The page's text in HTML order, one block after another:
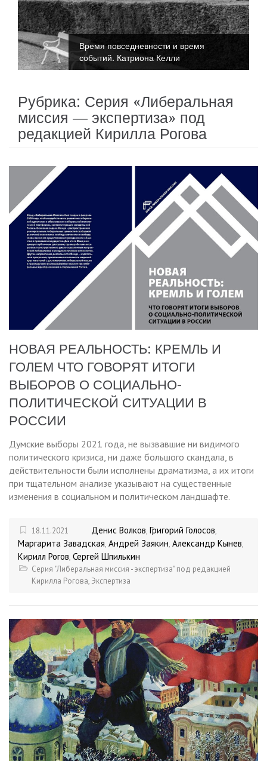
Время повседневности и время
событий. Катриона Келли
Рубрика: Серия «Либеральная
миссия — экспертиза» под
редакцией Кирилла Рогова
НОВАЯ РЕАЛЬНОСТЬ: КРЕМЛЬ И
ГОЛЕМ ЧТО ГОВОРЯТ ИТОГИ
ВЫБОРОВ О СОЦИАЛЬНО-
ПОЛИТИЧЕСКОЙ СИТУАЦИИ В
РОССИИ
Думские выборы 2021 года, не вызвавшие ни видимого
политического кризиса, ни даже большого скандала, в
действительности были исполнены драматизма, а их итоги
при тщательном анализе указывают на существенные
изменения в социальном и политическом ландшафте.
18.11.2021 Денис Волков, Григорий Голосов,
Маргарита Завадская, Андрей Заякин, Александр Кынев,
Кирилл Рогов, Сергей Шпилькин
Серия "Либеральная миссия - экспертиза" под редакцией
Кирилла Рогова, Экспертиза